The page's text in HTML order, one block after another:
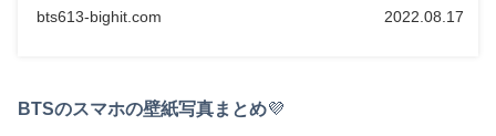
bts613-bighit.com 2022.08.17
BTSのスマホの壁紙写真まとめ💜